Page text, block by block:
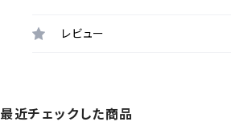
レビュー
最近チェックした商品